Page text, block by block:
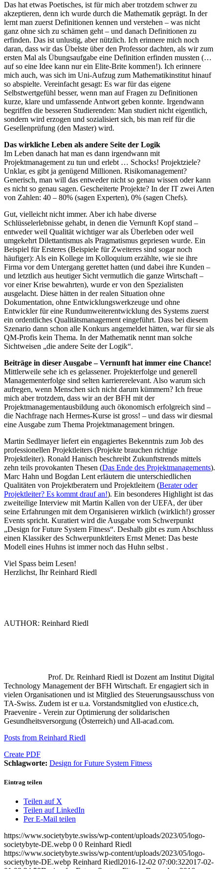
Das hat etwas Poetisches, ist für mich aber trotzdem schwer zu
akzeptieren, denn ich wurde durch die Mathematik geprägt. In der
lernt man zuerst Definitionen kennen und verstehen – was nicht
ganz ohne sich zu schämen geht – und danach Definitionen zu
erfinden. Das ist unlustig, aber nützlich. Ich erinnere mich noch
daran, dass wir das Übelste über den Professor dachten, als wir zum
ersten Mal als Übungsaufgabe eine Definition erfinden mussten (…
auf so eine Idee kann nur ein Elite-Brite kommen!). Ich erinnere
mich auch, was sich im Uni-Aufzug zum Mathematikinstitut hinauf
so abspielte. Vereinfacht gesagt: Es war für das eigene
Selbstwertgefühl besser, wenn man auf Fragen zu Definitionen
kurze, klare und umfassende Antwort geben konnte. Irgendwann
begriffen die besseren Studierenden: Man studiert nicht eigentlich,
sondern wird erzogen und sozialisiert sich, bis man reif für die
Gesellenprüfung (den Master) wird.
Das wirkliche Leben als andere Seite der Logik
Im Leben danach hat man es dann irgendwann mit
Projektmanagement zu tun und erlebt … Schocks! Projektziele?
Unklar, es gibt ja genügend Millionen. Risikomanagement?
Generisch, man will das entweder nicht so genau wissen oder kann
es nicht so genau sagen. Gescheiterte Projekte? In der IT zwei Arten
von Zahlen: 40 – 80% (sagen Experten), 0% (sagen Chefs).
Gut, vielleicht nicht immer. Aber ich habe diverse
Schlüsselerlebnisse gehabt, in denen die Vernunft Kopf stand –
entweder weil Qualität wichtiger war als Überleben oder weil
umgekehrt Dilettantismus als Pragmatismus gepriesen wurde. Ein
Beispiel für Ersteres (Beispiele für Zweiteres sind sogar noch
häufiger): Als ein Kollege im Kolloquium erzählte, wie sie ihre
Firma vor dem Untergang gerettet hatten (und dabei ihre Kunden –
und letztlich aus heutiger Sicht vermutlich die ganze Wirtschaft –
vor einer Krise bewahrten), wurde er von den Spezialisten
ausgelacht. Diese hätten in der realen Situation ohne
Dokumentation, ohne Entwicklungswerkzeuge und ohne
Entwickler für eine Rundumweiterentwicklung des Systems zuerst
ein ordentliches Qualitätsmanagement eingeführt. Dass bei diesem
Szenario dann schon alle Konkurs angemeldet hätten, war für sie als
QM-Profis kein Thema. In der Mathematik nennt man solche
Sichtweisen „die andere Seite der Logik“.
Beiträge in dieser Ausgabe – Vernunft hat immer eine Chance!
Mittlerweile sehe ich es gelassener. Projekterfolge und generell
Managementerfolge sind selten karriererelevant. Also warum sich
aufregen, wenn Menschen sich nicht darum kümmern? Ich freue
mich aber trotzdem, dass wir an der BFH mit der
Projektmanagementausbildung auch ökonomisch erfolgreich sind –
die Nachfrage nach Hermes-Kurse ist gross! – und dass wir diesmal
eine Ausgabe zum Thema Projektmanagement bringen.
Martin Sedlmayer liefert ein engagiertes Bekenntnis zum Job des
professionellen Projektleiters (Projekte brauchen richtige
Projektleiter). Ronald Hanisch beschreibt Zukunftstrends mittels
zehn teils provokanten Thesen (Das Ende des Projektmanagements).
Marc Hahn und Bogdan Lent erläutern die unterschiedlichen
Qualitäten von Projektberatern und Projektleitern (Berater oder
Projektleiter? Es kommt drauf an!). Ein besonderes Highlight ist das
zweiteilige Interview mit Martin Kallen von der UEFA, der über
seine Erfahrungen mit dem Organisieren wirklich (wirklich!) grosser
Events spricht. Kuratiert wird die Ausgabe vom Schwerpunkt
„Design for Future System Fitness“. Deshalb gibt es zum Abschluss
einen Klassiker des Schwerpunktleiters Ernst Menet: Das beste
Modell eines Huhns ist immer noch das Huhn selbst .
Viel Spass beim Lesen!
Herzlichst, Ihr Reinhard Riedl
AUTHOR: Reinhard Riedl
Prof. Dr. Reinhard Riedl ist Dozent am Institut Digital
Technology Management der BFH Wirtschaft. Er engagiert sich in
vielen Organisationen und ist Mitglied des Steuerungsausschuss von
TA-Swiss. Zudem ist er u.a. Vorstandsmitglied von eJustice.ch,
Praevenire - Verein zur Optimierung der solidarischen
Gesundheitsversorgung (Österreich) und All-acad.com.
Posts from Reinhard Riedl
Create PDF
Schlagworte: Design for Future System Fitness
Eintrag teilen
Teilen auf X
Teilen auf LinkedIn
Per E-Mail teilen
https://www.societybyte.swiss/wp-content/uploads/2023/05/logo-
societybyte-DE.webp 0 0 Reinhard Riedl
https://www.societybyte.swiss/wp-content/uploads/2023/05/logo-
societybyte-DE.webp Reinhard Riedl2016-12-02 07:00:322017-02-